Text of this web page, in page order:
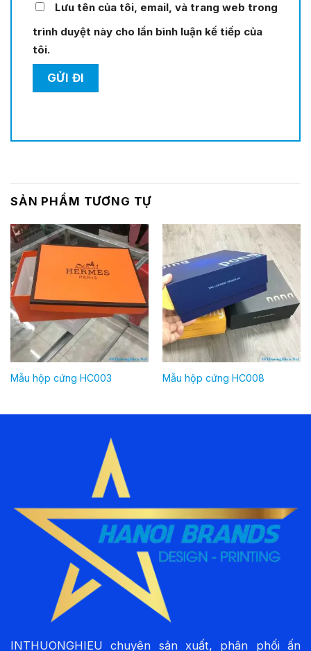
Lưu tên của tôi, email, và trang web trong
trình duyệt này cho lần bình luận kế tiếp của
tôi.
SẢN PHẨM TƯƠNG TỰ
Mẫu hộp cứng HC003 Mẫu hộp cứng HC008
INTHUONGHIEU chuyên sản xuất, phân phối ấn